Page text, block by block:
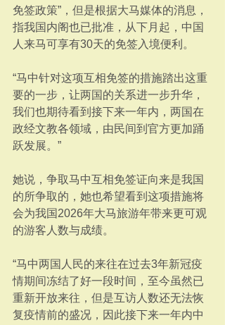
免签政策”，但是根据大马媒体的消息，
指我国内阁也已批准，从下月起，中国
人来马可享有30天的免签入境便利。
“马中针对这项互相免签的措施踏出这重
要的一步，让两国的关系进一步升华，
我们也期待看到接下来一年内，两国在
政经文教各领域，由民间到官方更加踊
跃发展。”
她说，争取马中互相免签证向来是我国
的所争取的，她也希望看到这项措施将
会为我国2026年大马旅游年带来更可观
的游客人数与成绩。
“马中两国人民的来往在过去3年新冠疫
情期间冻结了好一段时间，至今虽然已
重新开放来往，但是互访人数还无法恢
复疫情前的盛况，因此接下来一年内中